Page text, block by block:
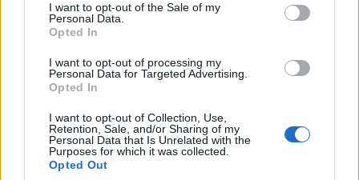
I want to opt-out of the Sale of my
Personal Data.
Opted In
I want to opt-out of processing my
Personal Data for Targeted Advertising.
Opted In
I want to opt-out of Collection, Use,
Retention, Sale, and/or Sharing of my
Personal Data that Is Unrelated with the
Purposes for which it was collected.
Opted Out
Le Story Quests sono completamente
doppiate in inglese e giapponese. Scegli
la tua lingua preferita e godi la storia di
War of the Visions.